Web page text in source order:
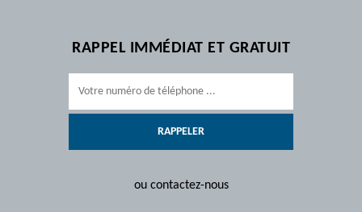
RAPPEL IMMÉDIAT ET GRATUIT
ou contactez-nous